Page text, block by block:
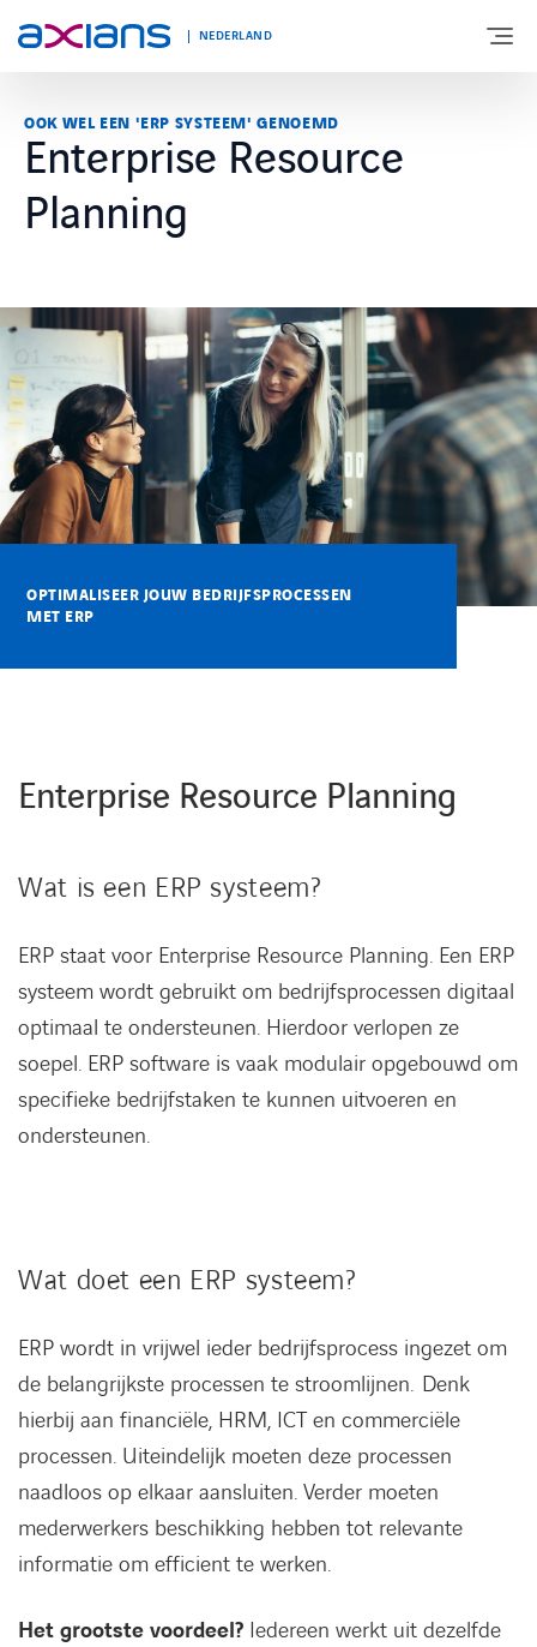
NEDERLAND
OVER AXIANS
EXPERTISE
MARKTSEGMENT
NIEUWS & INSPIRATIE
Nieuws
Contact
OOK WEL EEN 'ERP SYSTEEM' GENOEMD
Enterprise Resource
Planning
OPTIMALISEER JOUW BEDRIJFSPROCESSEN
MET ERP
Enterprise Resource Planning
Wat is een ERP systeem?
ERP staat voor Enterprise Resource Planning. Een ERP
systeem wordt gebruikt om bedrijfsprocessen digitaal
optimaal te ondersteunen. Hierdoor verlopen ze
soepel. ERP software is vaak modulair opgebouwd om
specifieke bedrijfstaken te kunnen uitvoeren en
ondersteunen.
Wat doet een ERP systeem?
ERP wordt in vrijwel ieder bedrijfsprocess ingezet om
de belangrijkste processen te stroomlijnen. Denk
hierbij aan financiële, HRM, ICT en commerciële
processen. Uiteindelijk moeten deze processen
naadloos op elkaar aansluiten. Verder moeten
mederwerkers beschikking hebben tot relevante
informatie om efficient te werken.
Het grootste voordeel? Iedereen werkt uit dezelfde